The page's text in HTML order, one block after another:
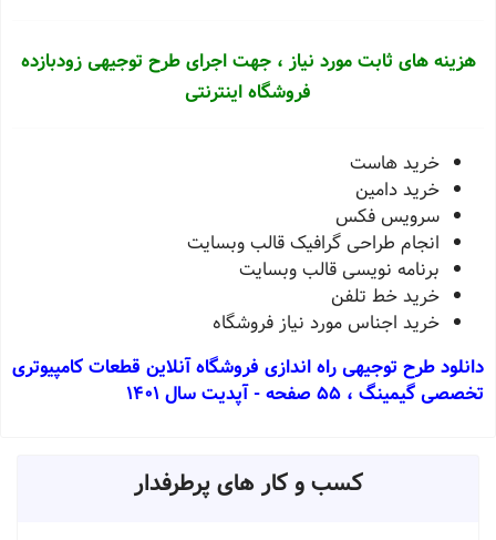
هزینه های ثابت مورد نیاز ، جهت اجرای طرح توجیهی زودبازده
فروشگاه اینترنتی
خرید هاست
خرید دامین
سرویس فکس
انجام طراحی گرافیک قالب وبسایت
برنامه نویسی قالب وبسایت
خرید خط تلفن
خرید اجناس مورد نیاز فروشگاه
دانلود طرح توجیهی راه اندازی فروشگاه آنلاین قطعات کامپیوتری
تخصصی گیمینگ ، 55 صفحه - آپدیت سال 1401
کسب و کار های پرطرفدار